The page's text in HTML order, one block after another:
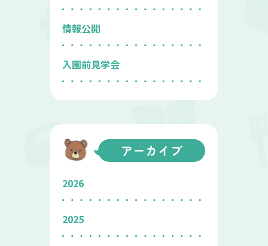
情報公開
入園前見学会
アーカイブ
2026
2025